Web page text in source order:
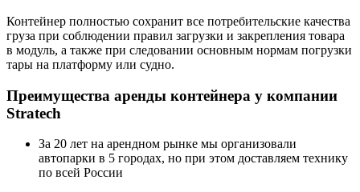
Контейнер полностью сохранит все потребительские качества
груза при соблюдении правил загрузки и закрепления товара
в модуль, а также при следовании основным нормам погрузки
тары на платформу или судно.
Преимущества аренды контейнера у компании
Stratech
За 20 лет на арендном рынке мы организовали
автопарки в 5 городах, но при этом доставляем технику
по всей России